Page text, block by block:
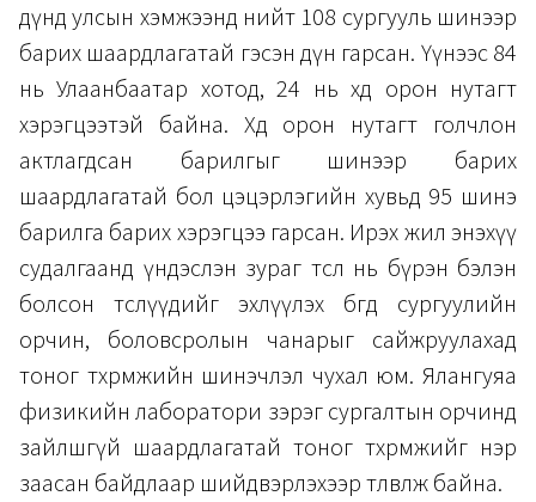
дүнд улсын хэмжээнд нийт 108 сургууль шинээр
барих шаардлагатай гэсэн дүн гарсан. Үүнээс 84
нь Улаанбаатар хотод, 24 нь хөдөө орон нутагт
хэрэгцээтэй байна. Хөдөө орон нутагт голчлон
актлагдсан барилгыг шинээр барих
шаардлагатай бол цэцэрлэгийн хувьд 95 шинэ
барилга барих хэрэгцээ гарсан. Ирэх жил энэхүү
судалгаанд үндэслэн зураг төсөл нь бүрэн бэлэн
болсон төслүүдийг эхлүүлэх бөгөөд сургуулийн
орчин, боловсролын чанарыг сайжруулахад
тоног төхөөрөмжийн шинэчлэл чухал юм. Ялангуяа
физикийн лаборатори зэрэг сургалтын орчинд
зайлшгүй шаардлагатай тоног төхөөрөмжийг нэр
заасан байдлаар шийдвэрлэхээр төлөвлөж байна.